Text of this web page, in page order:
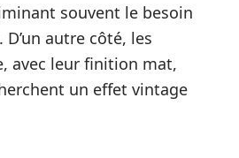
souvent le besoin
D’un autre côté, les
avec leur finition mat,
un effet vintage